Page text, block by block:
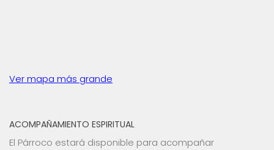
Ver mapa más grande
ACOMPAÑAMIENTO ESPIRITUAL
El Párroco estará disponible para acompañar